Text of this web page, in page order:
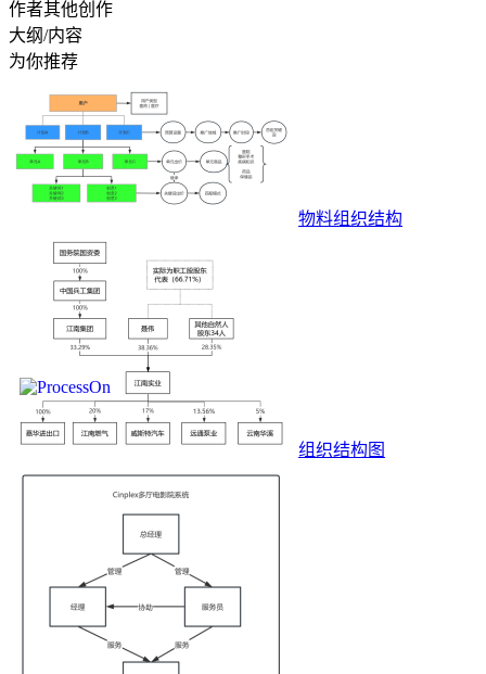
作者其他创作
大纲/内容
为你推荐
物料组织结构
组织结构图